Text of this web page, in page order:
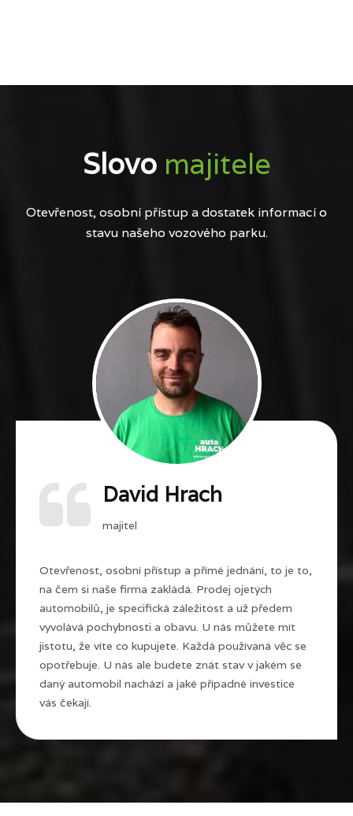
Slovo majitele
Otevřenost, osobní přístup a dostatek informací o
stavu našeho vozového parku.
David Hrach
majitel
Otevřenost, osobní přístup a přímé jednání, to je to,
na čem si naše firma zakládá. Prodej ojetých
automobilů, je specifická záležitost a už předem
vyvolává pochybnosti a obavu. U nás můžete mít
jistotu, že víte co kupujete. Každá používaná věc se
opotřebuje. U nás ale budete znát stav v jakém se
daný automobil nachází a jaké případné investice
vás čekají.